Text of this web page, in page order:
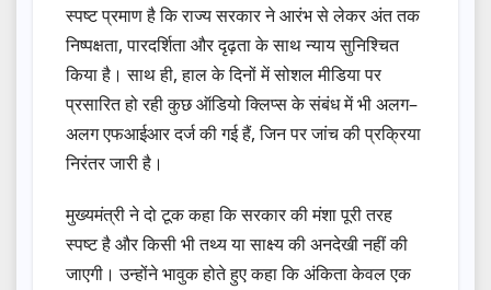
स्पष्ट प्रमाण है कि राज्य सरकार ने आरंभ से लेकर अंत तक
निष्पक्षता, पारदर्शिता और दृढ़ता के साथ न्याय सुनिश्चित
किया है। साथ ही, हाल के दिनों में सोशल मीडिया पर
प्रसारित हो रही कुछ ऑडियो क्लिप्स के संबंध में भी अलग–
अलग एफआईआर दर्ज की गई हैं, जिन पर जांच की प्रक्रिया
निरंतर जारी है।
मुख्यमंत्री ने दो टूक कहा कि सरकार की मंशा पूरी तरह
स्पष्ट है और किसी भी तथ्य या साक्ष्य की अनदेखी नहीं की
जाएगी। उन्होंने भावुक होते हुए कहा कि अंकिता केवल एक